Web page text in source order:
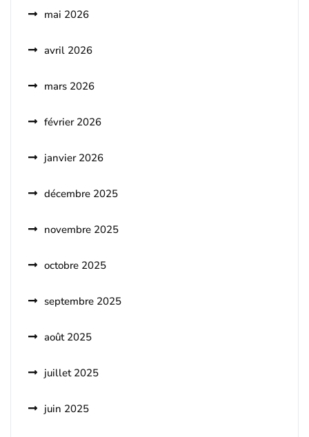
mai 2026
avril 2026
mars 2026
février 2026
janvier 2026
décembre 2025
novembre 2025
octobre 2025
septembre 2025
août 2025
juillet 2025
juin 2025